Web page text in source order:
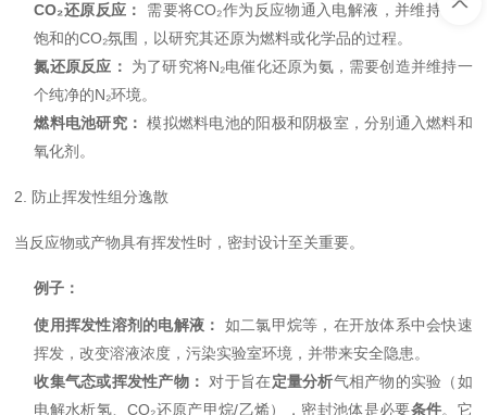
CO₂还原反应：
需要将CO₂作为反应物通入电解液，并维持一个
饱和的CO₂氛围，以研究其还原为燃料或化学品的过程。
氮还原反应：
为了研究将N₂电催化还原为氨，需要创造并维持一
个纯净的N₂环境。
燃料电池研究： 模拟燃料电池的阳极和阴极室，分别通入燃料和
氧化剂。
2. 防止挥发性组分逸散
当反应物或产物具有挥发性时，密封设计至关重要。
例子：
使用挥发性溶剂的电解液： 如二氯甲烷等，在开放体系中会快速
挥发，改变溶液浓度，污染实验室环境，并带来安全隐患。
收集气态或挥发性产物：
对于旨在定量分析气相产物的实验（如
电解水析氢、CO₂还原产甲烷/乙烯），密封池体是必要条件。它